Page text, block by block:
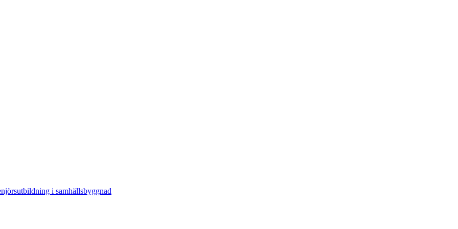
i samhällsbyggnad